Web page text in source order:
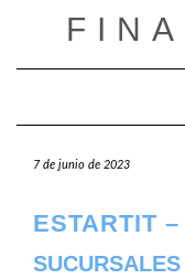
7 de junio de 2023
ESTARTIT